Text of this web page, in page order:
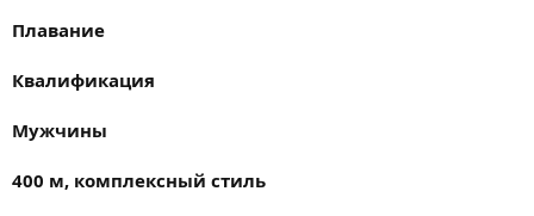
Плавание
Квалификация
Мужчины
400 м, комплексный стиль